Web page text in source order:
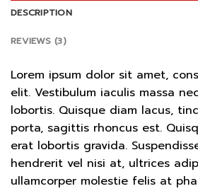
DESCRIPTION
REVIEWS (3)
Lorem ipsum dolor sit amet,
elit. Vestibulum iaculis massa
lobortis. Quisque diam lacus,
porta, sagittis rhoncus est.
erat lobortis gravida.
hendrerit vel nisi at, ultrices
ullamcorper molestie felis at